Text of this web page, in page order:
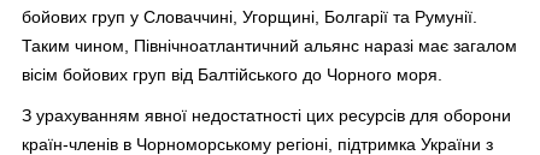
бойових груп у Словаччині, Угорщині, Болгарії та Румунії.
Таким чином, Північноатлантичний альянс наразі має загалом
вісім бойових груп від Балтійського до Чорного моря.
З урахуванням явної недостатності цих ресурсів для оборони
країн-членів в Чорноморському регіоні, підтримка України з